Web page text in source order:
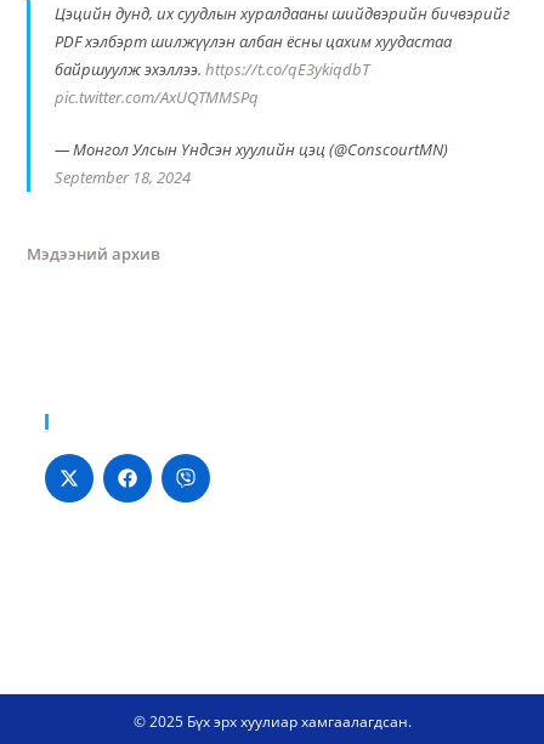
Цэцийн дунд, их суудлын хуралдааны шийдвэрийн бичвэрийг
PDF хэлбэрт шилжүүлэн албан ёсны цахим хуудастаа
байршуулж эхэллээ.https://t.co/qE3ykiqdbT
pic.twitter.com/AxUQTMMSPq
— Монгол Улсын Үндсэн хуулийн цэц (@ConscourtMN)
September 18, 2024
Мэдээний архив
© 2025 Бүх эрх хуулиар хамгаалагдсан.